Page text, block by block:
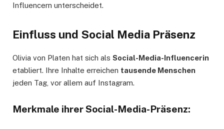
Influencern unterscheidet.
Einfluss und Social Media Präsenz
Olivia von Platen hat sich als Social-Media-Influencerin
etabliert. Ihre Inhalte erreichen tausende Menschen
jeden Tag, vor allem auf Instagram.
Merkmale ihrer Social-Media-Präsenz: